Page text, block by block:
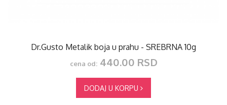
Dr.Gusto Metalik boja u prahu - SREBRNA 10g
cena od:440.00 RSD
DODAJ U KORPU